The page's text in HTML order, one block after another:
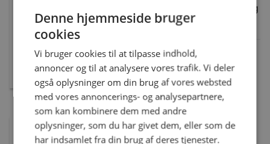
Arbejdsmiljørepræsentant, Faglig
konsulent
Ansat: Falck
Tlf.: 51330234
ASH@dbrand.dk
Bjarne Christensen
Tillidsmandssuppleant
Denne hjemmeside bruger
cookies
Vi bruger cookies til at tilpasse indhold,
annoncer og til at analysere vores trafik. Vi deler
også oplysninger om din brug af vores websted
med vores annoncerings- og analysepartnere,
som kan kombinere dem med andre
oplysninger, som du har givet dem, eller som de
har indsamlet fra din brug af deres tjenester.